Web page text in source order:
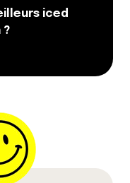
iced
?